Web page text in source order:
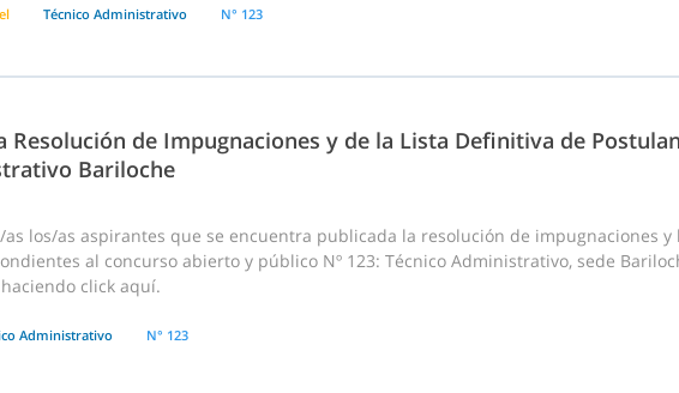
Técnico Administrativo N° 123
Resolución de Impugnaciones y de la Lista Definitiva de
Bariloche
as los/as aspirantes que se encuentra publicada la resolución de impugnaciones y
al concurso abierto y público Nº 123: Técnico Administrativo, sede
click aquí.
Administrativo N° 123